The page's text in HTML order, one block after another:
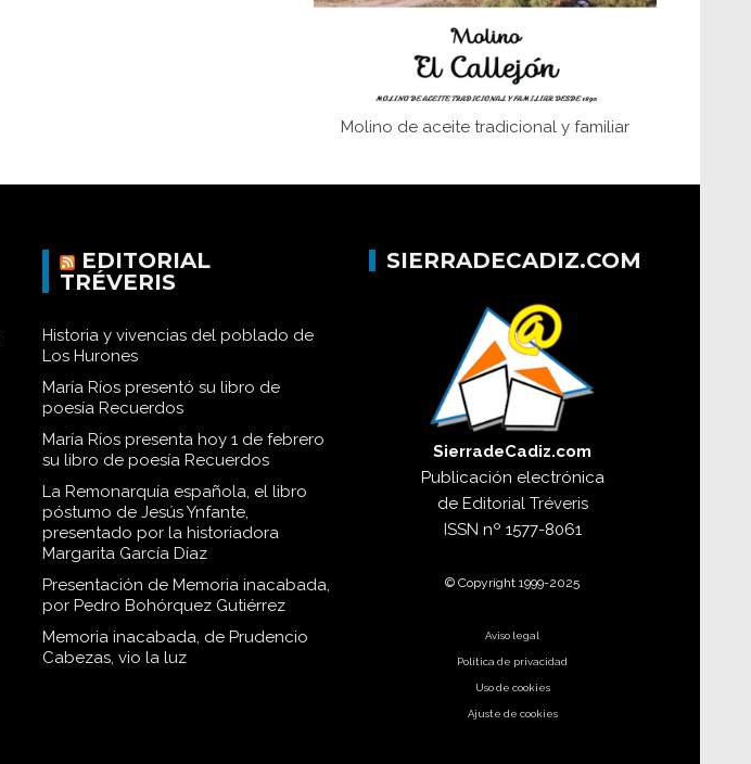
campo: del afán de saber a la
Historia y vivencias del poblado de Los
Molino de aceite tradicional y familiar
EDITORIAL
TRÉVERIS
Historia y vivencias del poblado de
Los Hurones
María Ríos presentó su libro de
poesía Recuerdos
María Ríos presenta hoy 1 de febrero
su libro de poesía Recuerdos
La Remonarquía española, el libro
póstumo de Jesús Ynfante,
presentado por la historiadora
Margarita García Díaz
Presentación de Memoria inacabada,
por Pedro Bohórquez Gutiérrez
Memoria inacabada, de Prudencio
Cabezas, vio la luz
SIERRADECADIZ.COM
SierradeCadiz.com
Publicación electrónica
de Editorial Tréveris
ISSN nº 1577-8061
© Copyright 1999-2025
Aviso legal
Política de privacidad
Uso de cookies
Ajuste de cookies